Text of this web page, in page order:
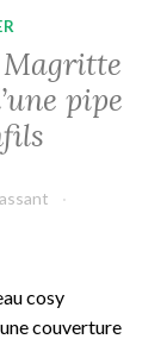
Magritte
pipe
cosy
couverture